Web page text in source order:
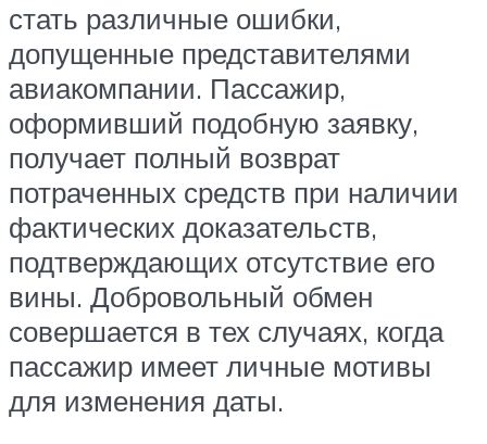
стать различные ошибки,
допущенные представителями
авиакомпании. Пассажир,
оформивший подобную заявку,
получает полный возврат
потраченных средств при наличии
фактических доказательств,
подтверждающих отсутствие его
вины. Добровольный обмен
совершается в тех случаях, когда
пассажир имеет личные мотивы
для изменения даты.